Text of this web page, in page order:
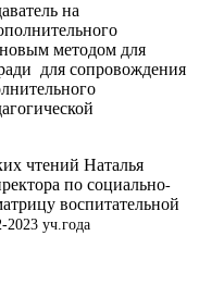
на
новым методом для
для сопровождения
чтений Наталья
по социально-
воспитательной
2023 уч.года